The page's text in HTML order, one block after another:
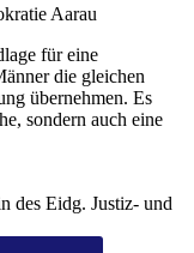
Aarau
für eine
die gleichen
übernehmen. Es
sondern auch eine
des Eidg. Justiz- und